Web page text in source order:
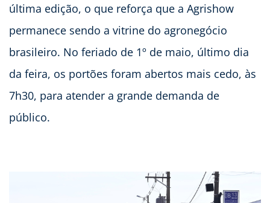
última edição, o que reforça que a Agrishow
permanece sendo a vitrine do agronegócio
brasileiro. No feriado de 1º de maio, último dia
da feira, os portões foram abertos mais cedo, às
7h30, para atender a grande demanda de
público.